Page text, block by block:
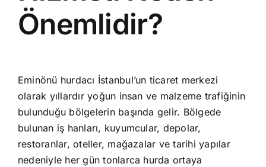
Önemlidir?
Eminönü hurdacı İstanbul’un ticaret merkezi
olarak yıllardır yoğun insan ve malzeme trafiğinin
bulunduğu bölgelerin başında gelir. Bölgede
bulunan iş hanları, kuyumcular, depolar,
restoranlar, oteller, mağazalar ve tarihi yapılar
nedeniyle her gün tonlarca hurda ortaya